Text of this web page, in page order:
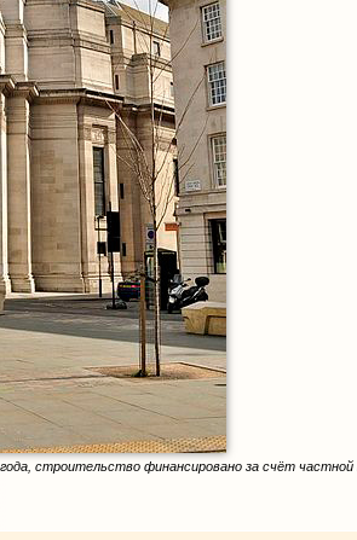
строительство финансировано за счёт